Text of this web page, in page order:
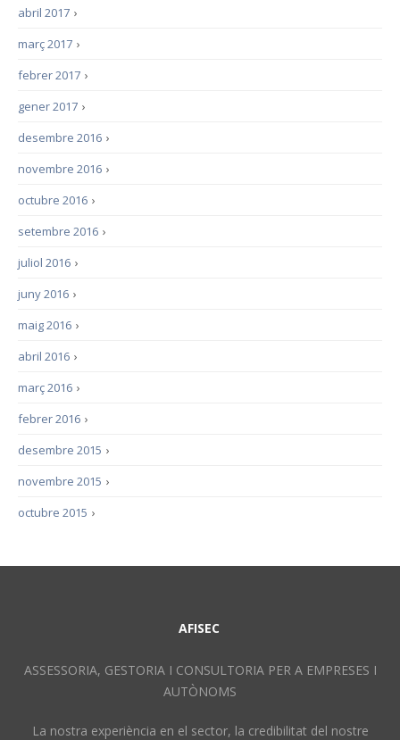
›
abril 2017
›
març 2017
›
febrer 2017
›
gener 2017
›
desembre 2016
›
novembre 2016
›
octubre 2016
›
setembre 2016
›
juliol 2016
›
juny 2016
›
maig 2016
›
abril 2016
›
març 2016
›
febrer 2016
›
desembre 2015
›
novembre 2015
›
octubre 2015
AFISEC
ASSESSORIA, GESTORIA I CONSULTORIA PER A EMPRESES I
AUTÒNOMS
La nostra experiència en el sector, la credibilitat del nostre